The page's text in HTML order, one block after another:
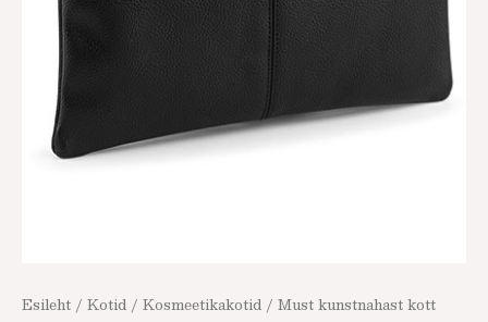
Esileht / Kotid / Kosmeetikakotid / Must kunstnahast kott